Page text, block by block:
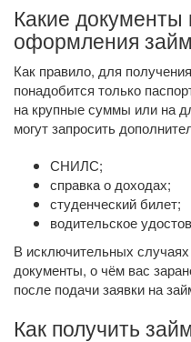
Какие
оформления
Как правило, для
понадобится только
на крупные суммы или на
могут запросить
СНИЛС;
справка о доходах;
студенческий билет;
водительское
В исключительных
документы, о чём вас
после подачи заявки на
Как получить